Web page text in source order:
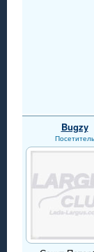
Bugzy
Посетитель